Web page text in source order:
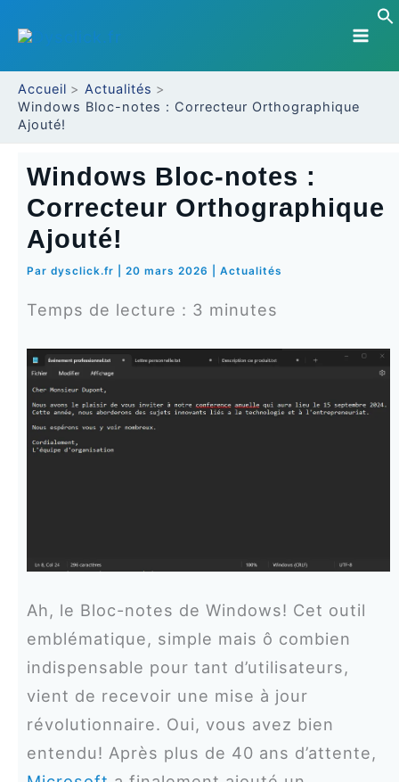
au
contenu
Accueil
Actualités
Windows Bloc-notes : Correcteur Orthographique
Ajouté!
Windows Bloc-notes :
Correcteur Orthographique
Ajouté!
Par dysclick.fr 20 mars 2026 Actualités
Temps de lecture : 3 minutes
Ah, le Bloc-notes de Windows! Cet outil
emblématique, simple mais ô combien
indispensable pour tant d’utilisateurs,
vient de recevoir une mise à jour
révolutionnaire. Oui, vous avez bien
entendu! Après plus de 40 ans d’attente,